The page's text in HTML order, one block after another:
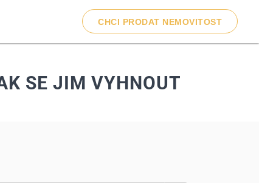
CHCI PRODAT NEMOVITOST
SE JIM VYHNOUT